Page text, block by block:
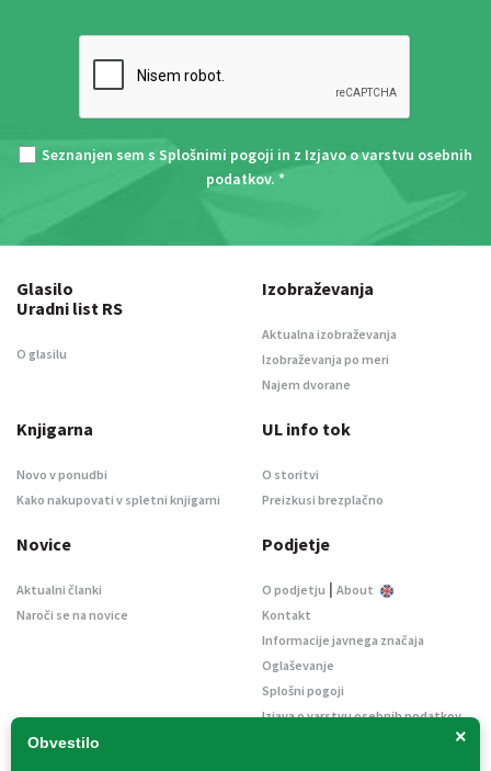
Seznanjen sem s Splošnimi pogoji in z Izjavo o varstvu osebnih
podatkov. *
×
Obvestilo
Glasilo
Uradni list RS
O glasilu
Izobraževanja
Aktualna izobraževanja
Izobraževanja po meri
Najem dvorane
Knjigarna
Novo v ponudbi
Kako nakupovati v spletni knjigarni
UL info tok
O storitvi
Preizkusi brezplačno
Novice
Aktualni članki
Naroči se na novice
Podjetje
O podjetju | About
Kontakt
Informacije javnega značaja
Oglaševanje
Splošni pogoji
Izjava o varstvu osebnih podatkov